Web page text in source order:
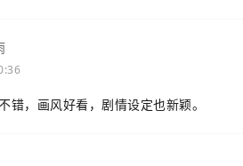
错，画风好看，剧情设定也新颖。